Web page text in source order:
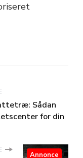
Sådan
for din
Annonce